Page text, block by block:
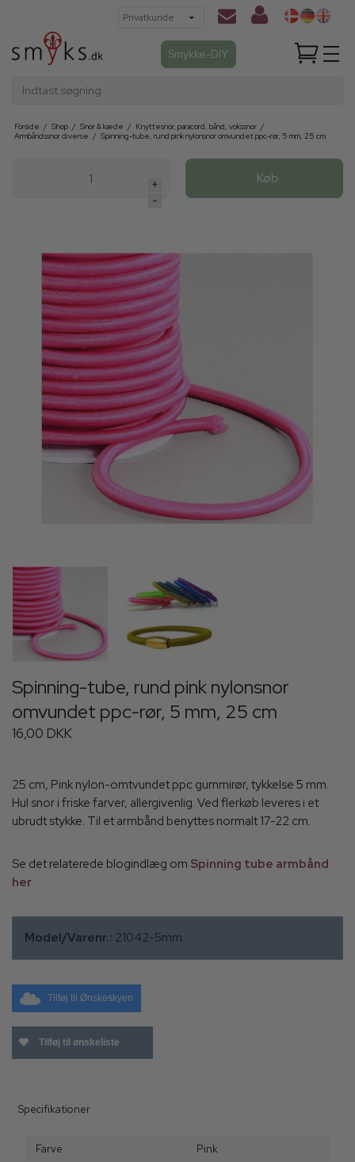
Smykke-DIY
Indtast søgning
Forside / Shop / Snor & kæde / Knyttesnor, paracord, bånd, vokssnor /
Armbåndssnor diverse / Spinning-tube, rund pink nylonsnor omvundet ppc-rør, 5 mm, 25 cm
+
-
Køb
Spinning-tube, rund pink nylonsnor
omvundet ppc-rør, 5 mm, 25 cm
16,00 DKK
25 cm, Pink nylon-omtvundet ppc gummirør, tykkelse 5 mm.
Hul snor i friske farver, allergivenlig. Ved flerkøb leveres i et
ubrudt stykke. Til et armbånd benyttes normalt 17-22 cm.
Se det relaterede blogindlæg om Spinning tube armbånd
her
Model/Varenr.: 21042-5mm
Tilføj til Ønskeskyen
Tilføj til ønskeliste
Specifikationer
Farve Pink